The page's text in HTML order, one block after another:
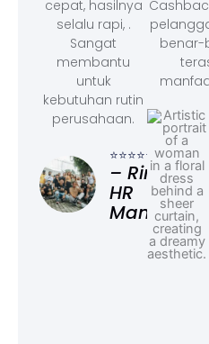
cepat, hasilnya
selalu rapi, .
Sangat
membantu
untuk
kebutuhan rutin
perusahaan.
⭐⭐⭐⭐⭐
– Rina,
HR
Manager
benar-